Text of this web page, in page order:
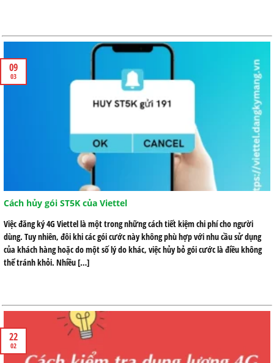
Cách hủy gói ST5K của Viettel
Việc đăng ký 4G Viettel là một trong những cách tiết kiệm chi phí cho người
dùng. Tuy nhiên, đôi khi các gói cước này không phù hợp với nhu cầu sử dụng
của khách hàng hoặc do một số lý do khác, việc hủy bỏ gói cước là điều không
thể tránh khỏi. Nhiều […]
09
03
22
02